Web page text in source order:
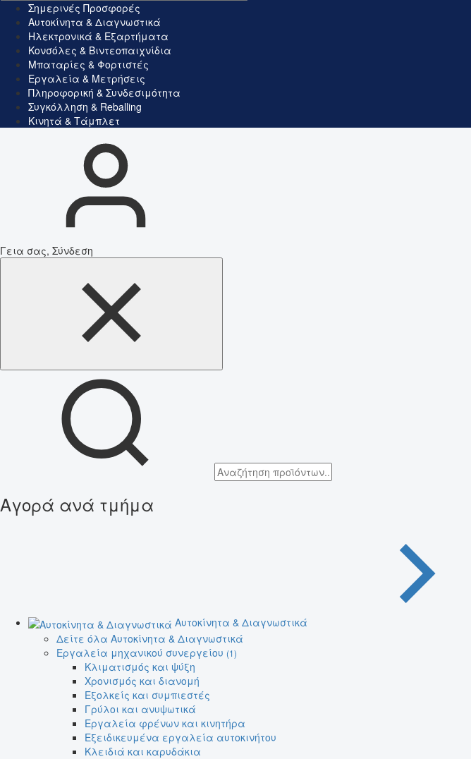
Σημερινές Προσφορές
Αυτοκίνητα & Διαγνωστικά
Ηλεκτρονικά & Εξαρτήματα
Κονσόλες & Βιντεοπαιχνίδια
Μπαταρίες & Φορτιστές
Εργαλεία & Μετρήσεις
Πληροφορική & Συνδεσιμότητα
Συγκόλληση & Reballing
Κινητά & Τάμπλετ
Γεια σας, Σύνδεση
Αγορά ανά τμήμα
Αυτοκίνητα & Διαγνωστικά
Δείτε όλα Αυτοκίνητα & Διαγνωστικά
Εργαλεία μηχανικού συνεργείου (1)
Κλιματισμός και ψύξη
Χρονισμός και διανομή
Εξολκείς και συμπιεστές
Γρύλοι και ανυψωτικά
Εργαλεία φρένων και κινητήρα
Εξειδικευμένα εργαλεία αυτοκινήτου
Κλειδιά και καρυδάκια